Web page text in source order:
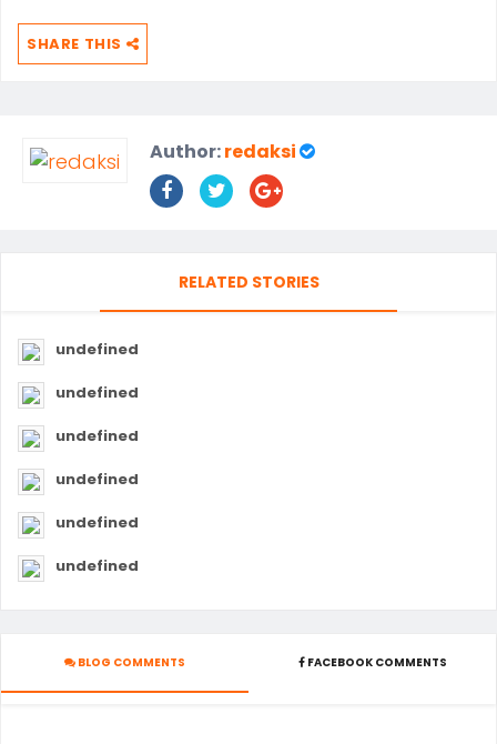
SHARE THIS
Author:redaksi
RELATED STORIES
undefined
undefined
undefined
undefined
undefined
undefined
BLOG COMMENTS FACEBOOK COMMENTS